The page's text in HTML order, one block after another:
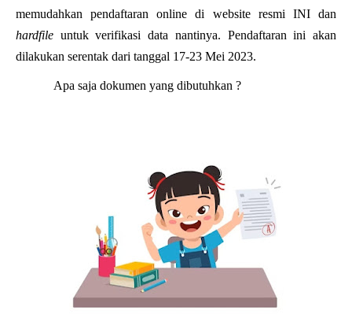
memudahkan pendaftaran online di website resmi INI dan
hardfile untuk verifikasi data nantinya. Pendaftaran ini akan
dilakukan serentak dari tanggal 17-23 Mei 2023.
Apa saja dokumen yang dibutuhkan ?